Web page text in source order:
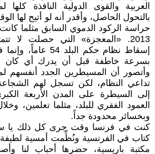
العربية والقوى الدولية النافذة
بالتحول الحاصل، وأقدر أنه لو أتيح لها
حراسة الركود الدموي السابق مثلما
2013. «المعجزة» التي حصلت لا
إسقاط نظام حكم البلد
بسرعة خاطفة قبل أن يدرك أي كان
وأتصور أن المسيطرين الجدد أنفسهم لم
تداعي النظام، لكن تسجل لهم
إلى السيطرة على المدن الأربعة
العمود الفقري للبلد، مثلما تعلمين،
وبخسائر محدودة جداً.
كنت في فرنسا وقت جرى كل ذلك يا
كتاب في الفرنسية ونُظِّمت أمسية
مكتبة باريسية، حضرها أحباب لنا